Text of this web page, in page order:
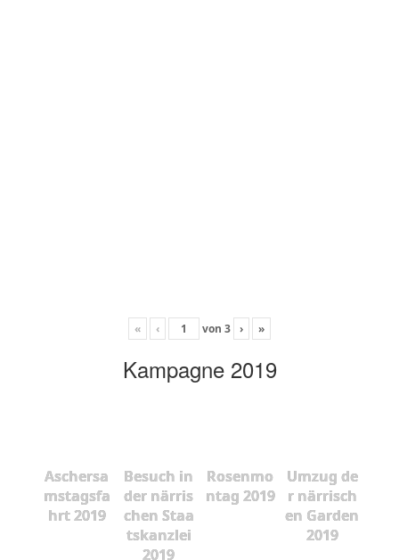
« ‹ von 3 › »
Kampagne 2019
Aschersa
mstagsfa
hrt 2019
Besuch in
der närris
chen Staa
tskanzlei
2019
Rosenmo
ntag 2019
Umzug de
r närrisch
en Garden
2019